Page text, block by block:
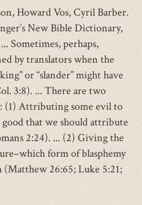
Howard Vos, Cyril Barber.
New Bible Dictionary,
Sometimes, perhaps,
by translators when the
or “slander” might have
3:8). ... There are two
(1) Attributing some evil to
that we should attribute
2:24). ... (2) Giving the
form of blasphemy
(Matthew 26:65; Luke 5:21;